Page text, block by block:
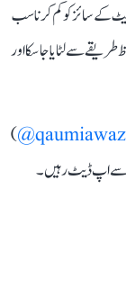
کے سائز کو کم کرنا سب
سے لٹایا جا سکا اور
qaumiawaz@
)
سے اپ ڈیٹ رہیں۔